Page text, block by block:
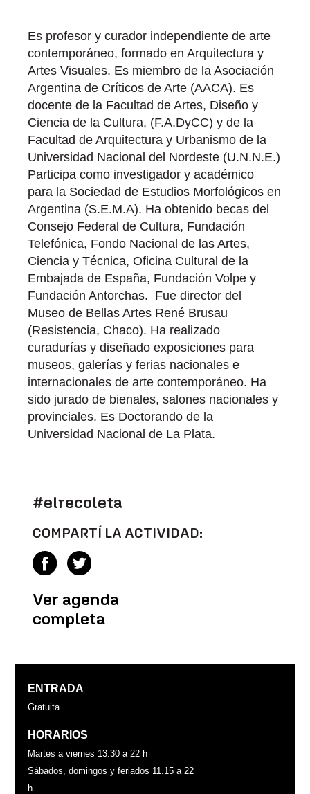
Es profesor y curador independiente de arte
contemporáneo, formado en Arquitectura y
Artes Visuales. Es miembro de la Asociación
Argentina de Críticos de Arte (AACA). Es
docente de la Facultad de Artes, Diseño y
Ciencia de la Cultura, (F.A.DyCC) y de la
Facultad de Arquitectura y Urbanismo de la
Universidad Nacional del Nordeste (U.N.N.E.)
Participa como investigador y académico
para la Sociedad de Estudios Morfológicos en
Argentina (S.E.M.A). Ha obtenido becas del
Consejo Federal de Cultura, Fundación
Telefónica, Fondo Nacional de las Artes,
Ciencia y Técnica, Oficina Cultural de la
Embajada de España, Fundación Volpe y
Fundación Antorchas. Fue director del
Museo de Bellas Artes René Brusau
(Resistencia, Chaco). Ha realizado
curadurías y diseñado exposiciones para
museos, galerías y ferias nacionales e
internacionales de arte contemporáneo. Ha
sido jurado de bienales, salones nacionales y
provinciales. Es Doctorando de la
Universidad Nacional de La Plata.
#elrecoleta
COMPARTÍ LA ACTIVIDAD:
Ver agenda
completa
ENTRADA
Gratuita
HORARIOS
Martes a viernes 13.30 a 22 h
Sábados, domingos y feriados 11.15 a 22
h